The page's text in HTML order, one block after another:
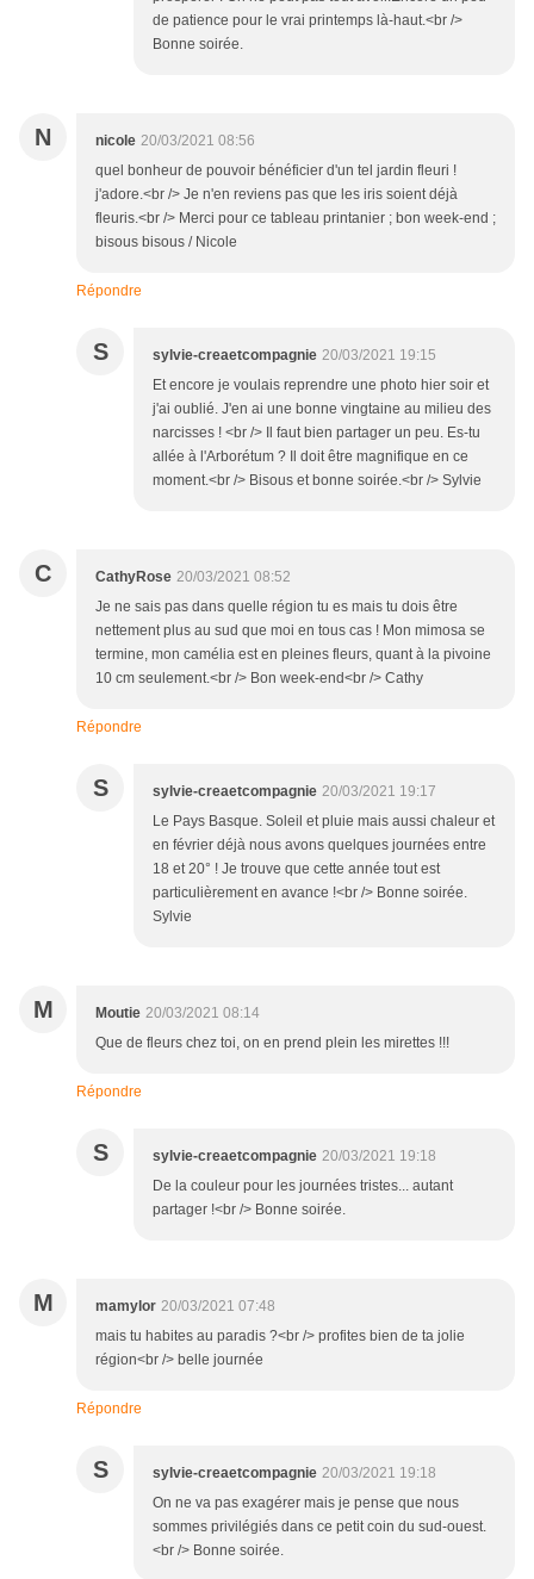
de patience pour le vrai printemps là-haut.<br />
Bonne soirée.
N nicole 20/03/2021 08:56
quel bonheur de pouvoir bénéficier d'un tel jardin fleuri !
j'adore.<br /> Je n'en reviens pas que les iris soient déjà
fleuris.<br /> Merci pour ce tableau printanier ; bon week-end ;
bisous bisous / Nicole
Répondre
S sylvie-creaetcompagnie 20/03/2021 19:15
Et encore je voulais reprendre une photo hier soir et
j'ai oublié. J'en ai une bonne vingtaine au milieu des
narcisses ! <br /> Il faut bien partager un peu. Es-tu
allée à l'Arborétum ? Il doit être magnifique en ce
moment.<br /> Bisous et bonne soirée.<br /> Sylvie
C CathyRose 20/03/2021 08:52
Je ne sais pas dans quelle région tu es mais tu dois être
nettement plus au sud que moi en tous cas ! Mon mimosa se
termine, mon camélia est en pleines fleurs, quant à la pivoine
10 cm seulement.<br /> Bon week-end<br /> Cathy
Répondre
S sylvie-creaetcompagnie 20/03/2021 19:17
Le Pays Basque. Soleil et pluie mais aussi chaleur et
en février déjà nous avons quelques journées entre
18 et 20° ! Je trouve que cette année tout est
particulièrement en avance !<br /> Bonne soirée.
Sylvie
M Moutie 20/03/2021 08:14
Que de fleurs chez toi, on en prend plein les mirettes !!!
Répondre
S sylvie-creaetcompagnie 20/03/2021 19:18
De la couleur pour les journées tristes... autant
partager !<br /> Bonne soirée.
M mamylor 20/03/2021 07:48
mais tu habites au paradis ?<br /> profites bien de ta jolie
région<br /> belle journée
Répondre
S sylvie-creaetcompagnie 20/03/2021 19:18
On ne va pas exagérer mais je pense que nous
sommes privilégiés dans ce petit coin du sud-ouest.
<br /> Bonne soirée.